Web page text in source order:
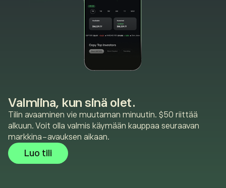
Valmiina, kun sinä olet.
Tilin avaaminen vie muutaman minuutin. $50 riittää
alkuun. Voit olla valmis käymään kauppaa seuraavan
markkina-avauksen aikaan.
Luo tili